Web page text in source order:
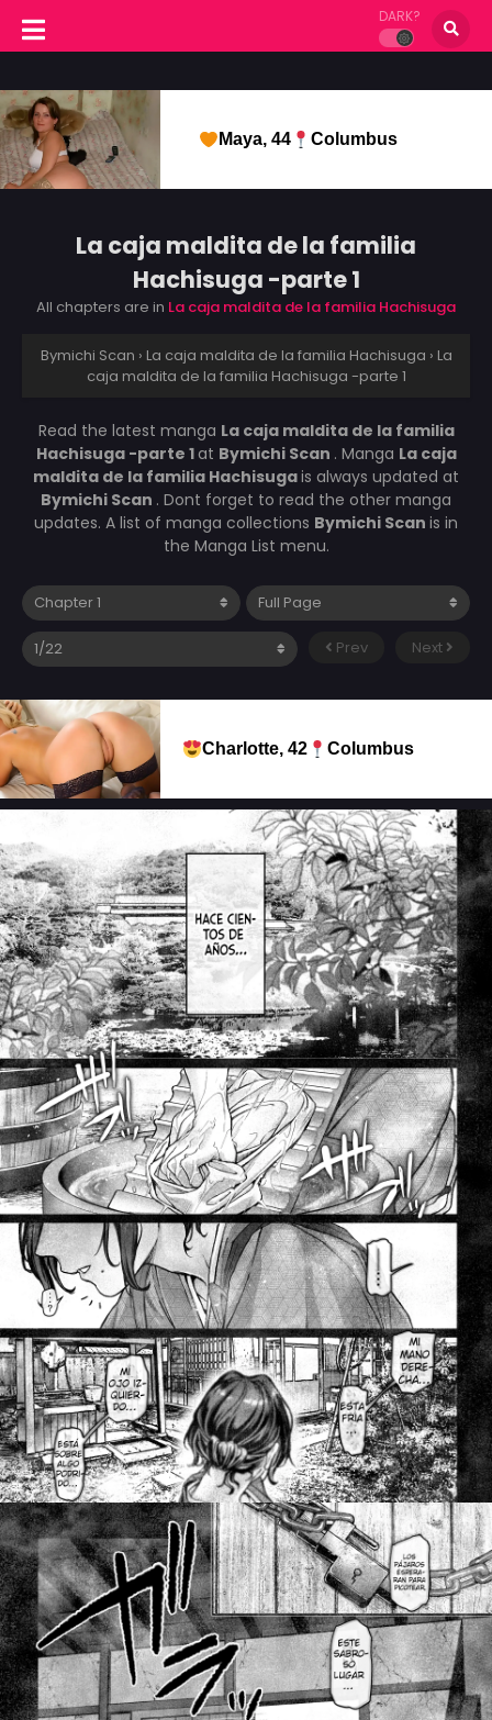
DARK?
Maya, 44 Columbus
La caja maldita de la familia
Hachisuga -parte 1
All chapters are in La caja maldita de la familia Hachisuga
Bymichi Scan › La caja maldita de la familia Hachisuga › La
caja maldita de la familia Hachisuga -parte 1
Read the latest manga La caja maldita de la familia
Hachisuga -parte 1at Bymichi Scan . Manga La caja
maldita de la familia Hachisugais always updated at
Bymichi Scan . Dont forget to read the other manga
updates. A list of manga collections Bymichi Scan is in
the Manga List menu.
Prev Next
Charlotte, 42 Columbus